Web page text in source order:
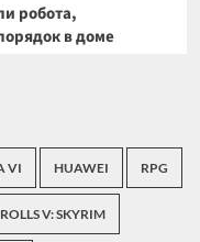
робота,
в доме
VI HUAWEI RPG
V: SKYRIM